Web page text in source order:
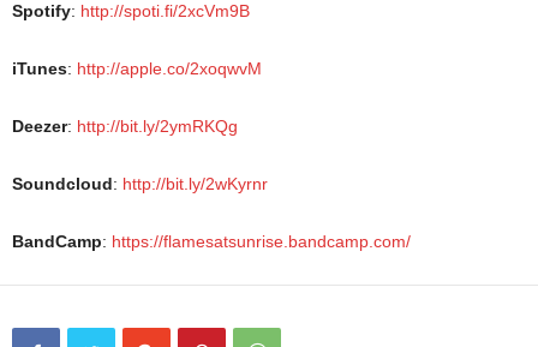
Spotify: http://spoti.fi/2xcVm9B
iTunes: http://apple.co/2xoqwvM
Deezer: http://bit.ly/2ymRKQg
Soundcloud: http://bit.ly/2wKyrnr
BandCamp: https://flamesatsunrise.bandcamp.com/